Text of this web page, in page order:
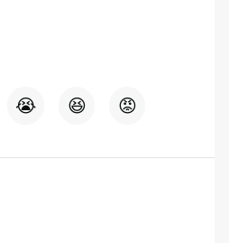
😭 😆 😡